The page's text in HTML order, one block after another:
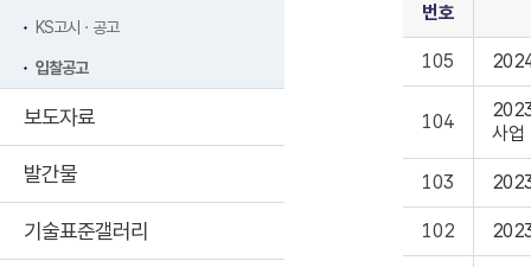
번호
105
104
사업
103
102
KS고시ㆍ공고
입찰공고
보도자료
발간물
기술표준갤러리